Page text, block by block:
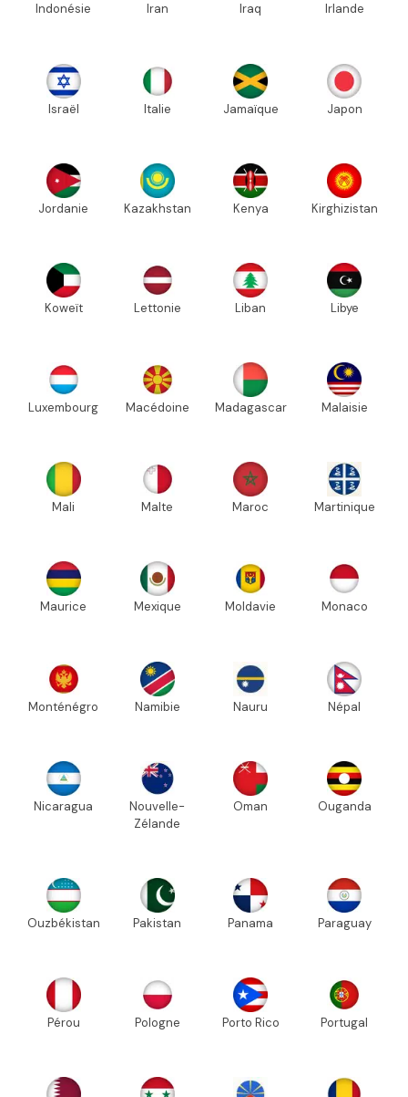
Indonésie Iran Iraq Irlande
Israël Italie Jamaïque Japon
Jordanie Kazakhstan Kenya Kirghizistan
Koweït Lettonie Liban Libye
Luxembourg Macédoine Madagascar Malaisie
Mali Malte Maroc Martinique
Maurice Mexique Moldavie Monaco
Monténégro Namibie Nauru Népal
Nicaragua
Nouvelle-
Zélande
Oman Ouganda
Ouzbékistan Pakistan Panama Paraguay
Pérou Pologne Porto Rico Portugal